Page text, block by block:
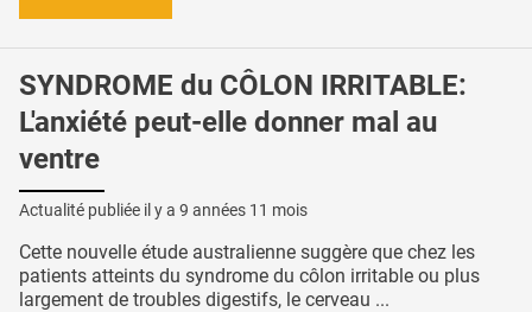
SYNDROME du CÔLON IRRITABLE:
L'anxiété peut-elle donner mal au
ventre
Actualité publiée il y a 9 années 11 mois
Cette nouvelle étude australienne suggère que chez les
patients atteints du syndrome du côlon irritable ou plus
largement de troubles digestifs, le cerveau ...